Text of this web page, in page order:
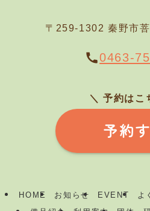
〒259-1302 秦野市
0463-
＼ 予約はこ
予約
HOME お知らせ EVENT よ